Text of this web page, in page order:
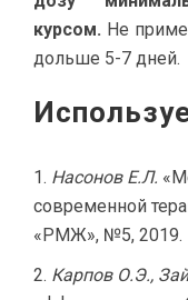
курсом. Не
дольше 5-7 дней.
Насонов Е.Л.
современной
«РМЖ», №5, 2019.
Карпов О.Э.,